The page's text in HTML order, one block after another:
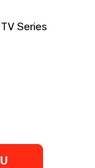
Series